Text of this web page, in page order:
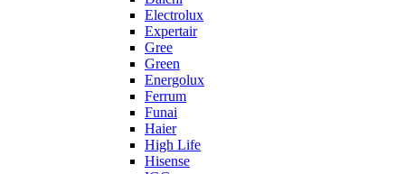
Electrolux
Expertair
Gree
Green
Energolux
Ferrum
Funai
Haier
High Life
Hisense